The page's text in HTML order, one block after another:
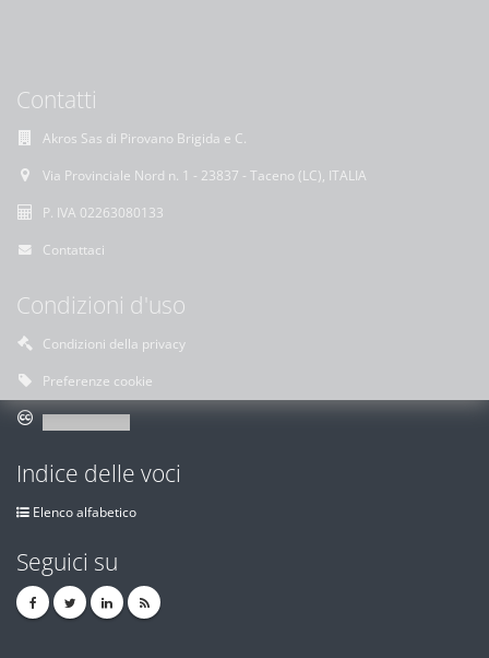
Contatti
Akros Sas di Pirovano Brigida e C.
Via Provinciale Nord n. 1 - 23837 - Taceno (LC), ITALIA
P. IVA 02263080133
Contattaci
Condizioni d'uso
Condizioni della privacy
Preferenze cookie
Indice delle voci
Elenco alfabetico
Seguici su